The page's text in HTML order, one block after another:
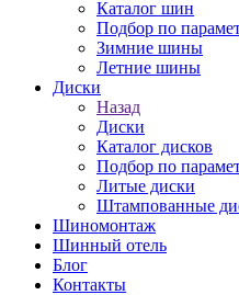
Каталог шин
Подбор по
Зимние шины
Летние шины
Диски
Назад
Диски
Каталог дисков
Подбор по
Литые диски
Штампованные
Шиномонтаж
Шинный отель
Блог
Контакты